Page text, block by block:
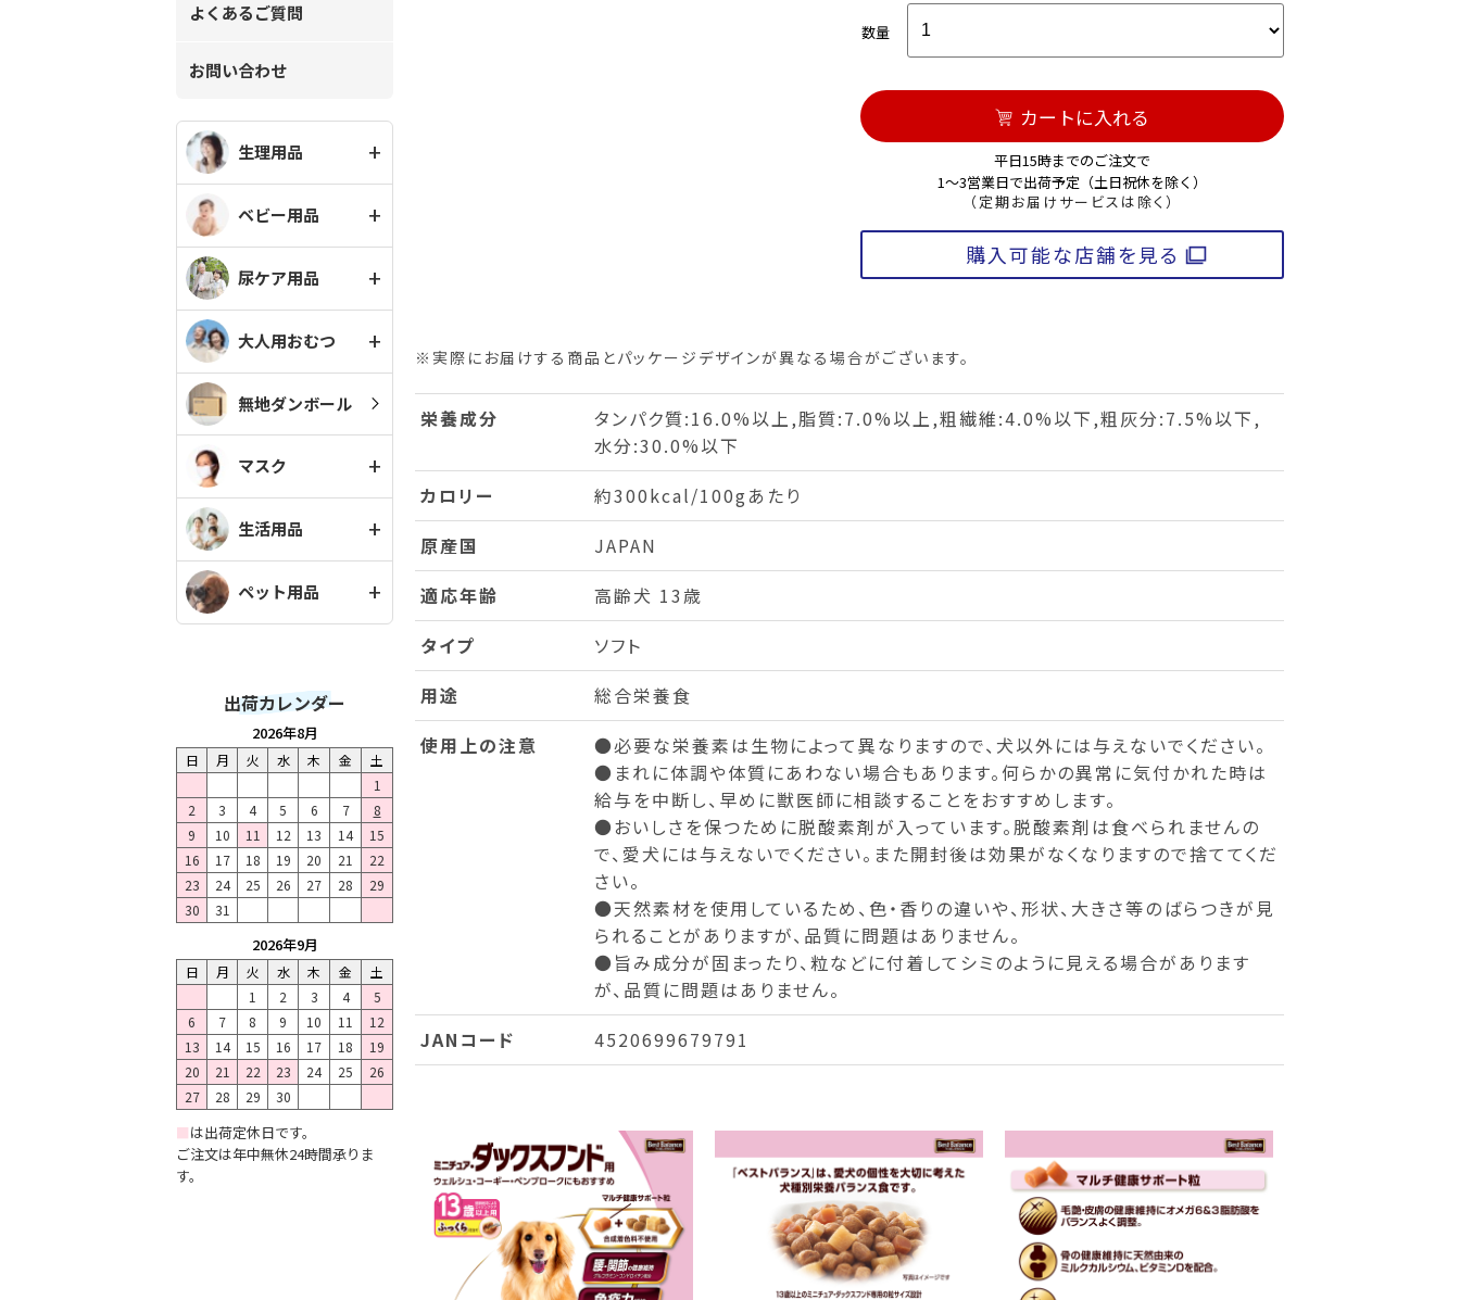
よくあるご質問
お問い合わせ
生理用品
ベビー用品
尿ケア用品
大人用おむつ
無地ダンボール
マスク
生活用品
ペット用品
出荷カレンダー
2026年8月
日 月 火 水 木 金
土
1
2
3 4 5 6 7
8
9
10 11 12 13 14
15
16
17 18 19 20 21
22
23
24 25 26 27 28
29
30
31
2026年9月
日 月 火 水 木 金
土
1
2 3 4
5
6
7 8 9 10 11
12
13
14 15 16 17 18
19
20
21 22 23 24 25
26
27
28 29 30
■は出荷定休日です。
ご注文は年中無休24時間承りま
す。
数量
カートに入れる
平日15時までのご注文で
1～3営業日で出荷予定（土日祝休を除く）
（定期お届けサービスは除く）
購入可能な店舗を見る
※実際にお届けする商品とパッケージデザインが異なる場合がございます。
栄養成分
タンパク質:16.0%以上,脂質:7.0%以上,粗繊維:4.0%以下,粗灰分:7.5%以下,
水分:30.0%以下
カロリー
約300kcal/100gあたり
原産国
JAPAN
適応年齢
高齢犬 13歳
タイプ
ソフト
用途
総合栄養食
使用上の注意
●必要な栄養素は生物によって異なりますので、犬以外には与えないでください。
●まれに体調や体質にあわない場合もあります。何らかの異常に気付かれた時は
給与を中断し、早めに獣医師に相談することをおすすめします。
●おいしさを保つために脱酸素剤が入っています。脱酸素剤は食べられませんの
で、愛犬には与えないでください。また開封後は効果がなくなりますので捨ててくだ
さい。
●天然素材を使用しているため、色・香りの違いや、形状、大きさ等のばらつきが見
られることがありますが、品質に問題はありません。
●旨み成分が固まったり、粒などに付着してシミのように見える場合があります
が、品質に問題はありません。
JANコード
4520699679791